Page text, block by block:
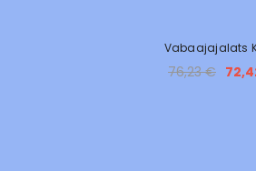
Vabaajajalats
76,23 €